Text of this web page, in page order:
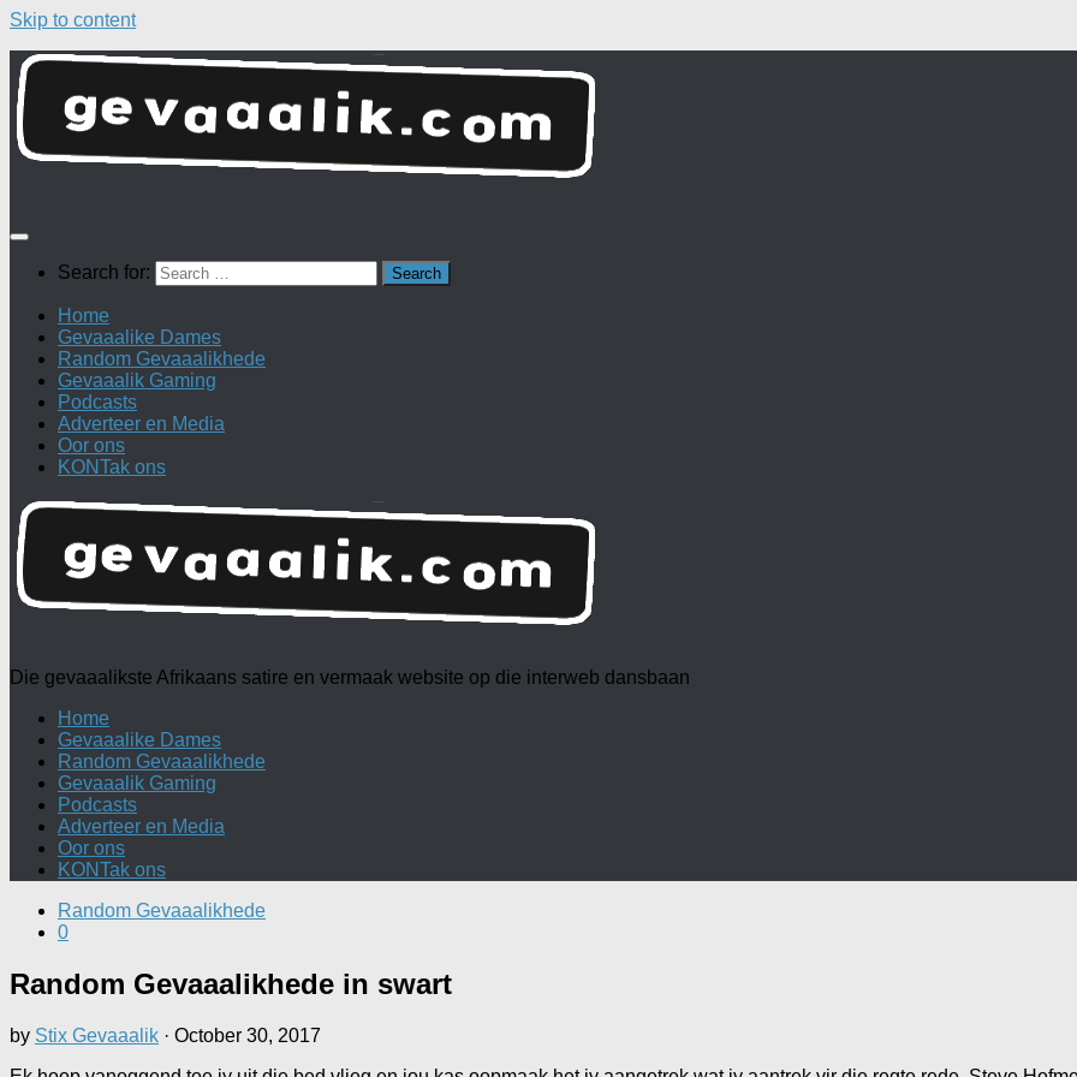
Skip to content
Search for:
Home
Gevaaalike Dames
Random Gevaaalikhede
Gevaaalik Gaming
Podcasts
Adverteer en Media
Oor ons
KONTak ons
Die gevaaalikste Afrikaans satire en vermaak website op die interweb dansbaan
Home
Gevaaalike Dames
Random Gevaaalikhede
Gevaaalik Gaming
Podcasts
Adverteer en Media
Oor ons
KONTak ons
Random Gevaaalikhede
0
Random Gevaaalikhede in swart
by Stix Gevaaalik · October 30, 2017